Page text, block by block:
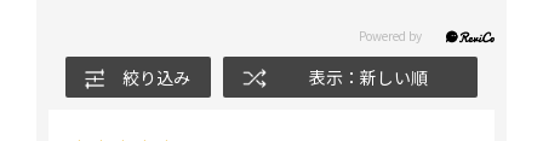
絞り込み 表示：新しい順